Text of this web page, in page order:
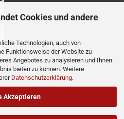
Cookies und andere
Technologien, auch von
Funktionsweise der Website zu
Angebotes zu analysieren und Ihnen
bieten zu können. Weitere
Datenschutzerklärung.
Akzeptieren
MIT: